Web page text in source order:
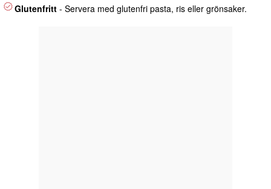
Glutenfritt - Servera med glutenfri pasta, ris eller grönsaker.